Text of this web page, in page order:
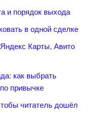
и порядок выхода
в одной сделке
Карты, Авито
как выбрать
привычке
читатель дошёл